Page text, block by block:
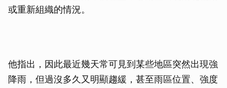
或重新組織的情況。
他指出，因此最近幾天常可見到某些地區突然出現強
降雨，但過沒多久又明顯趨緩，甚至雨區位置、強度